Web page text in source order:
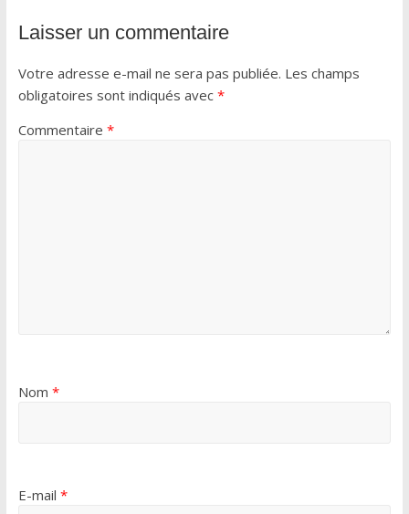
Laisser un commentaire
Votre adresse e-mail ne sera pas publiée. Les champs
obligatoires sont indiqués avec *
Commentaire *
Nom *
E-mail *